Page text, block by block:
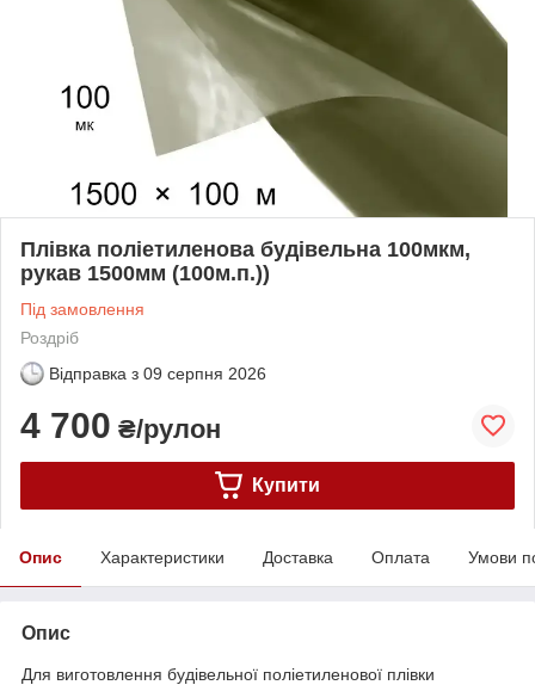
Плівка поліетиленова будівельна 100мкм,
рукав 1500мм (100м.п.))
Під замовлення
Роздріб
Відправка з 09 серпня 2026
4 700 ₴/рулон
Купити
Опис Характеристики Доставка Оплата Умови
Опис
Для виготовлення будівельної поліетиленової плівки